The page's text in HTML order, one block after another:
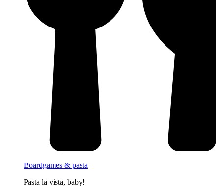
Boardgames & pasta
Pasta la vista, baby!